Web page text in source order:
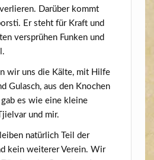
Dar­über kommt
Er steht für Kraft und
ver­sprü­hen Fun­ken und
wir uns die Käl­te, mit Hil­fe
Gulasch, aus den Kno­chen
es wie eine klei­ne
und mir.
natür­lich Teil der
kein wei­te­rer Ver­ein. Wir